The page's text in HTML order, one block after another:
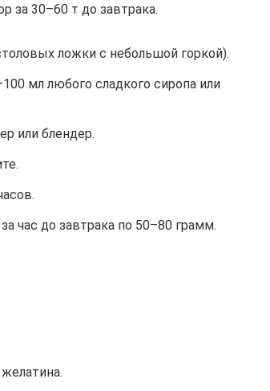
за 30–60 т до завтрака.
ложки с небольшой горкой).
мл любого сладкого сиропа или
или блендер.
час до завтрака по 50–80 грамм.